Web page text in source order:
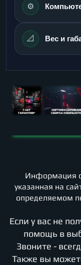
⚙️
📐 Вес и
Информация
указанная на
определяемом
Если у вас не
помощь в
Звоните -
Также вы